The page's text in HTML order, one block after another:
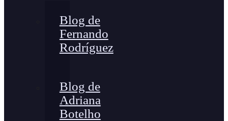
Blog de
Fernando
Rodríguez
Blog de
Adriana
Botelho